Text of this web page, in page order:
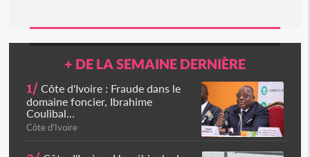
+ DE LA SEMAINE DERNIÈRE
1/ Côte d'Ivoire : Fraude dans le
domaine foncier, Ibrahime
Coulibal...
Côte d'Ivoire